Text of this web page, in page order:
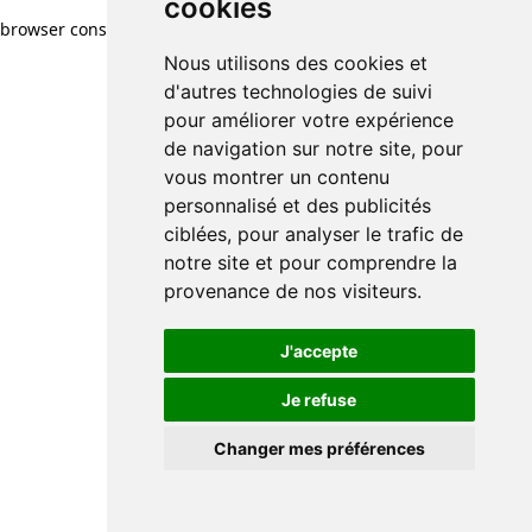
cookies
Nous utilisons des cookies et
d'autres technologies de suivi
pour améliorer votre expérience
de navigation sur notre site, pour
vous montrer un contenu
personnalisé et des publicités
ciblées, pour analyser le trafic de
notre site et pour comprendre la
provenance de nos visiteurs.
J'accepte
Je refuse
Changer mes préférences
browser console for more information)